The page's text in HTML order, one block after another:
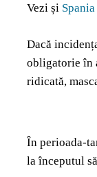
Vezi și
Dacă
obligatorie în
ridicată,
În perioada-
la începutul